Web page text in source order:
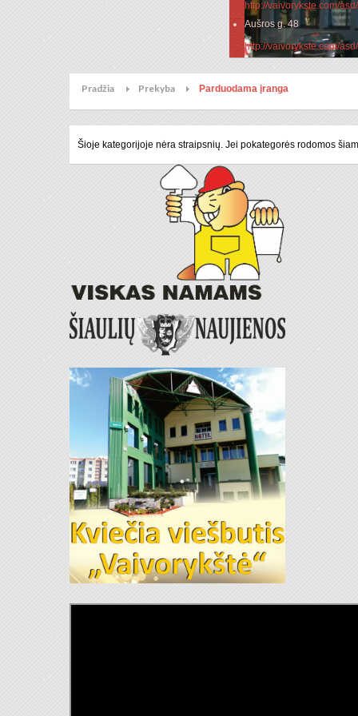
Tilžės g. 134
Tilžės g. 151
http://vaivorykste.com/
Aušros g. 48
http://vaivorykste.com/
Pradžia Prekyba Parduodama įranga
Šioje kategorijoje nėra straipsnių. Jei pokategorės rodomos